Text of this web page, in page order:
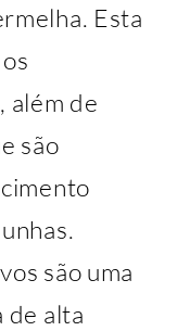
Esta
além de
são
são uma
de alta